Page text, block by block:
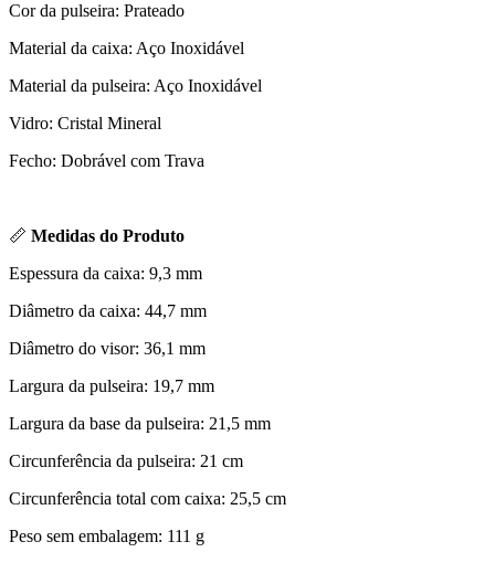
Cor da pulseira: Prateado
Material da caixa: Aço Inoxidável
Material da pulseira: Aço Inoxidável
Vidro: Cristal Mineral
Fecho: Dobrável com Trava
📏 Medidas do Produto
Espessura da caixa: 9,3 mm
Diâmetro da caixa: 44,7 mm
Diâmetro do visor: 36,1 mm
Largura da pulseira: 19,7 mm
Largura da base da pulseira: 21,5 mm
Circunferência da pulseira: 21 cm
Circunferência total com caixa: 25,5 cm
Peso sem embalagem: 111 g